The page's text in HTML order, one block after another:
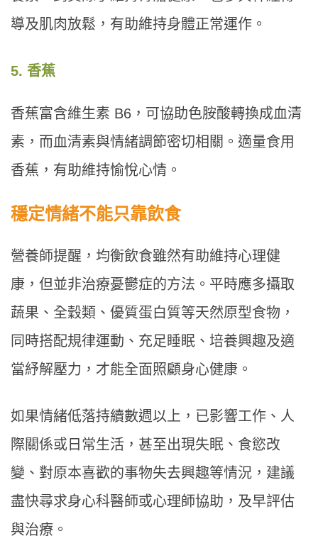
導及肌肉放鬆，有助維持身體正常運作。
5. 香蕉
香蕉富含維生素 B6，可協助色胺酸轉換成血清
素，而血清素與情緒調節密切相關。適量食用
香蕉，有助維持愉悅心情。
穩定情緒不能只靠飲食
營養師提醒，均衡飲食雖然有助維持心理健
康，但並非治療憂鬱症的方法。平時應多攝取
蔬果、全穀類、優質蛋白質等天然原型食物，
同時搭配規律運動、充足睡眠、培養興趣及適
當紓解壓力，才能全面照顧身心健康。
如果情緒低落持續數週以上，已影響工作、人
際關係或日常生活，甚至出現失眠、食慾改
變、對原本喜歡的事物失去興趣等情況，建議
盡快尋求身心科醫師或心理師協助，及早評估
與治療。